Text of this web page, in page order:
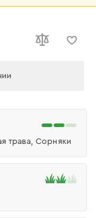
трава, Сорняки